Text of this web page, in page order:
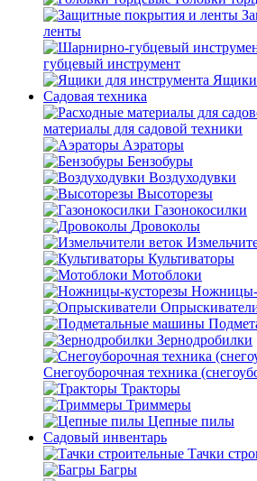
ленты
губцевый инструмент
Ящики
Садовая техника
материалы для садовой техники
Аэраторы
Бензобуры
Воздуходувки
Высоторезы
Газонокосилки
Дровоколы
Культиваторы
Мотоблоки
Ножницы-
Зернодробилки
Снегоуборочная техника
Тракторы
Триммеры
Цепные пилы
Садовый инвентарь
Тачки
Багры